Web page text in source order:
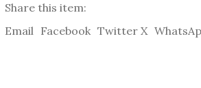
Pedra
-
Share this item:
Email Facebook Twitter X